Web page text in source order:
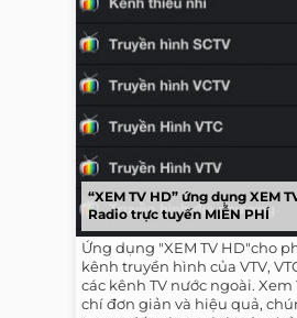
“XEM TV HD” ứng dụng XEM
Radio trực tuyến MIỄN PHÍ
Ứng dụng "XEM TV HD"cho
kênh truyền hình của VTV,
các kênh TV nước ngoài. Xem
chí đơn giản và hiệu quả,